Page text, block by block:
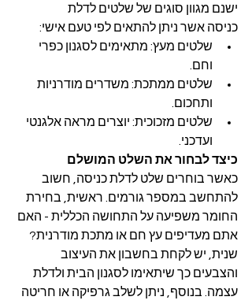
ישנם מגוון סוגים של שלטים לדלת
כניסה אשר ניתן להתאים לפי טעם אישי:
שלטים מעץ: מתאימים לסגנון כפרי
וחם.
שלטים ממתכת: משדרים מודרניות
ותחכום.
שלטים מזכוכית: יוצרים מראה אלגנטי
ועדכני.
כיצד לבחור את השלט המושלם
כאשר בוחרים שלט לדלת כניסה, חשוב
להתחשב במספר גורמים. ראשית, בחירת
החומר משפיעה על התחושה הכללית - האם
אתם מעדיפים עץ חם או מתכת מודרנית?
שנית, יש לקחת בחשבון את העיצוב
והצבעים כך שיתאימו לסגנון הבית ולדלת
עצמה. בנוסף, ניתן לשלב גרפיקה או חריטה